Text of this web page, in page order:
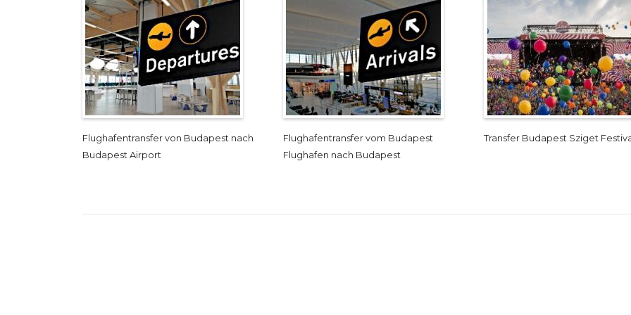
Flughafentransfer von Budapest nach
Budapest Airport
Flughafentransfer vom Budapest
Flughafen nach Budapest
Transfer Budapest Sziget